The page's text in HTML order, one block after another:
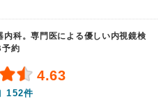
科。専門医による優しい内視鏡検
予約
4.63
152件